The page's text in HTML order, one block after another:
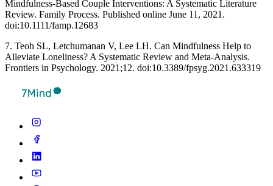
Mindfulness‐Based Couple Interventions: A Systematic Literature
Review. Family Process. Published online June 11, 2021.
doi:10.1111/famp.12683
7. Teoh SL, Letchumanan V, Lee LH. Can Mindfulness Help to
Alleviate Loneliness? A Systematic Review and Meta-Analysis.
Frontiers in Psychology. 2021;12. doi:10.3389/fpsyg.2021.633319